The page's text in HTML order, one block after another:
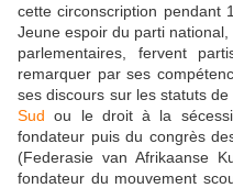
cette circonscription pendant
Jeune espoir du parti
parlementaires, fervent
remarquer par ses
ses discours sur les statuts
Sud ou le droit à la
fondateur puis du congrès
(Federasie van Afrikaanse
fondateur du mouvement